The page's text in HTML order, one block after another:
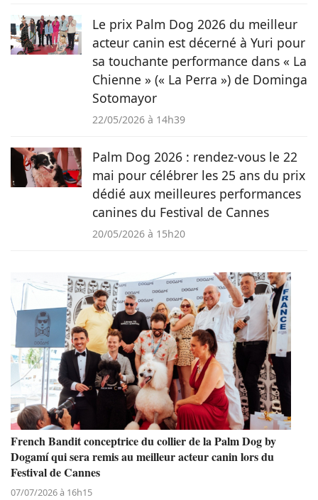
Le prix Palm Dog 2026 du meilleur
acteur canin est décerné à Yuri pour
sa touchante performance dans « La
Chienne » (« La Perra ») de Dominga
Sotomayor
22/05/2026 à 14h39
Palm Dog 2026 : rendez-vous le 22
mai pour célébrer les 25 ans du prix
dédié aux meilleures performances
canines du Festival de Cannes
20/05/2026 à 15h20
French Bandit conceptrice du collier de la Palm Dog by
Dogamí qui sera remis au meilleur acteur canin lors du
Festival de Cannes
07/07/2026 à 16h15